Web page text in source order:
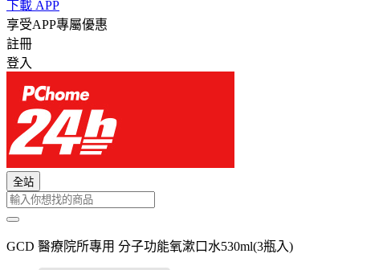
下載 APP
享受APP專屬優惠
註冊
登入
全站
GCD 醫療院所專用 分子功能氧漱口水530ml(3瓶入)